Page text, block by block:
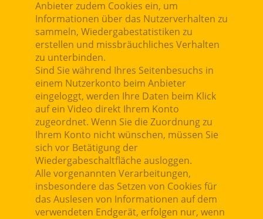
Anbieter zudem Cookies ein, um
Informationen über das Nutzerverhalten zu
sammeln, Wiedergabestatistiken zu
erstellen und missbräuchliches Verhalten
zu unterbinden.
Sind Sie während Ihres Seitenbesuchs in
einem Nutzerkonto beim Anbieter
eingeloggt, werden Ihre Daten beim Klick
auf ein Video direkt Ihrem Konto
zugeordnet. Wenn Sie die Zuordnung zu
Ihrem Konto nicht wünschen, müssen Sie
sich vor Betätigung der
Wiedergabeschaltfläche ausloggen.
Alle vorgenannten Verarbeitungen,
insbesondere das Setzen von Cookies für
das Auslesen von Informationen auf dem
verwendeten Endgerät, erfolgen nur, wenn